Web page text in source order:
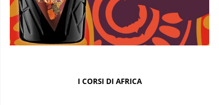
I CORSI DI AFRICA